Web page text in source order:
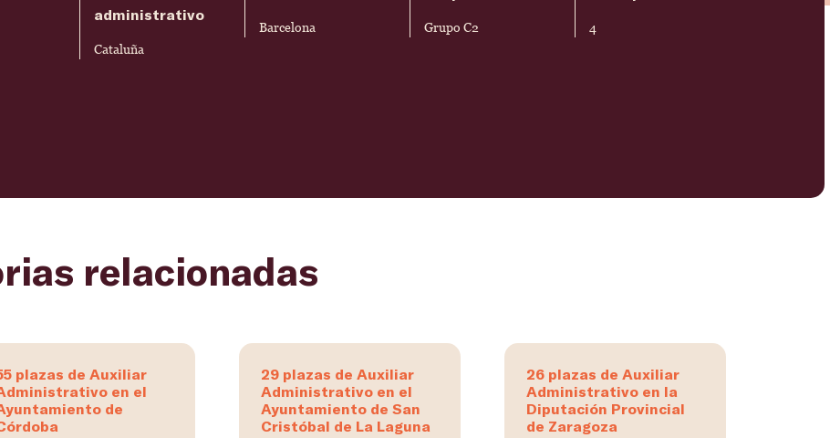
administrativo
Cataluña
Barcelona Grupo C2 4
relacionadas
plazas de Auxiliar
en el
de
29 plazas de Auxiliar
Administrativo en el
Ayuntamiento de San
Cristóbal de La Laguna
26 plazas de Auxiliar
Administrativo en la
Diputación Provincial
de Zaragoza